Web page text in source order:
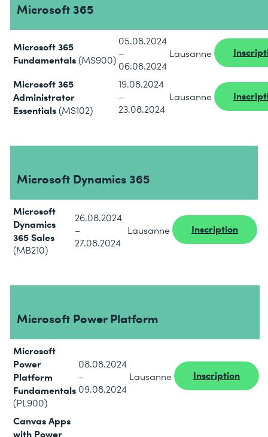
Microsoft 365
Microsoft 365
Fundamentals(MS900)
05.08.2024
–
06.08.2024
Lausanne
Microsoft 365
Administrator
Essentials(MS102)
19.08.2024
–
23.08.2024
Lausanne
Microsoft Dynamics 365
Microsoft
Dynamics
365 Sales
(MB210)
26.08.2024
–
27.08.2024
Lausanne Inscription
Microsoft Power Platform
Microsoft
Power
Platform
Fundamentals
(PL900)
08.08.2024
–
09.08.2024
Lausanne Inscription
Canvas Apps
with Power